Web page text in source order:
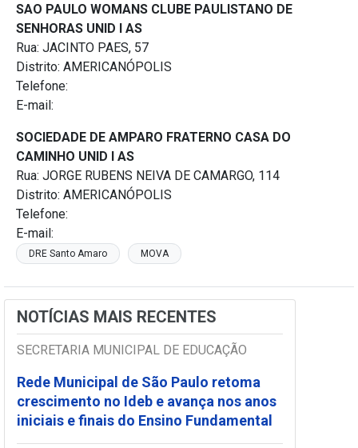
SAO PAULO WOMANS CLUBE PAULISTANO DE
SENHORAS UNID I AS
Rua: JACINTO PAES, 57
Distrito: AMERICANÓPOLIS
Telefone:
E-mail:
SOCIEDADE DE AMPARO FRATERNO CASA DO
CAMINHO UNID I AS
Rua: JORGE RUBENS NEIVA DE CAMARGO, 114
Distrito: AMERICANÓPOLIS
Telefone:
E-mail:
DRE Santo Amaro MOVA
NOTÍCIAS MAIS RECENTES
SECRETARIA MUNICIPAL DE EDUCAÇÃO
Rede Municipal de São Paulo retoma
crescimento no Ideb e avança nos anos
iniciais e finais do Ensino Fundamental